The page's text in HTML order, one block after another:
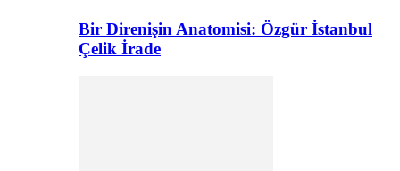
Bir Direnişin Anatomisi: Özgür İstanbul
Çelik İrade